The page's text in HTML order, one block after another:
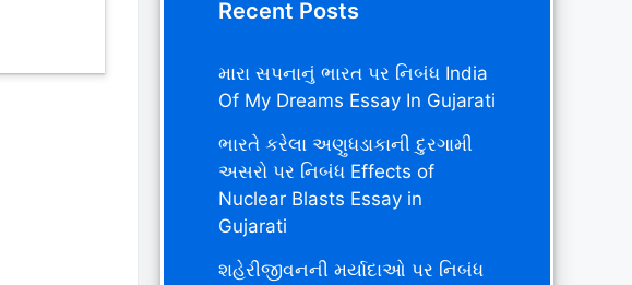
Recent Posts
મારા સપનાનું ભારત પર નિબંધ India
Of My Dreams Essay In Gujarati
ભારતે કરેલા અણુધડાકાની દુરગામી
અસરો પર નિબંધ Effects of
Nuclear Blasts Essay in
Gujarati
શહેરીજીવનની મર્યાદાઓ પર નિબંધ